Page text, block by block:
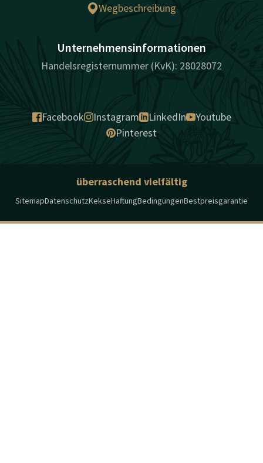
Wegbeschreibung
Unternehmensinformationen
Handelsregisternummer (KvK): 28028072
Facebook Instagram LinkedIn
Youtube
Pinterest
überraschend vielfältig
SitemapDatenschutzKekseHaftungBedingungenBestpreisgarantie